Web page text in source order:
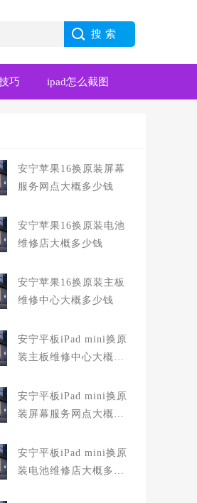
巧 ipad怎么截图
安宁苹果16换原装屏幕
服务网点大概多少钱
安宁苹果16换原装电池
维修店大概多少钱
安宁苹果16换原装主板
维修中心大概多少钱
安宁平板iPad mini换原
装主板维修中心大概多
安宁平板iPad mini换原
装屏幕服务网点大概多
安宁平板iPad mini换原
装电池维修店大概多少